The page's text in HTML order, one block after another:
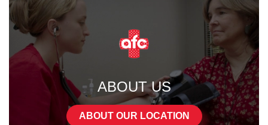
ABOUT US
ABOUT OUR LOCATION